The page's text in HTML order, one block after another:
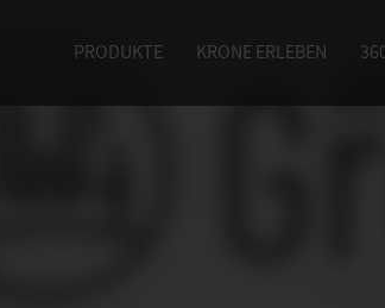
PRODUKTE KRONE ERLEBEN